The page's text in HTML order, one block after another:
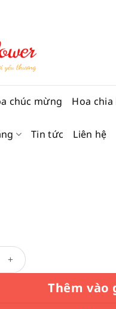
chúc mừng Hoa
Tin tức Liên hệ
Thêm vào